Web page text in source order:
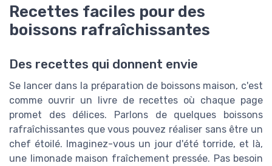
Recettes faciles pour des
boissons rafraîchissantes
Des recettes qui donnent envie
Se lancer dans la préparation de boissons maison, c'est
comme ouvrir un livre de recettes où chaque page
promet des délices. Parlons de quelques boissons
rafraîchissantes que vous pouvez réaliser sans être un
chef étoilé. Imaginez-vous un jour d'été torride, et là,
une limonade maison fraîchement pressée. Pas besoin